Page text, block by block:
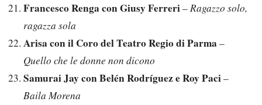
Francesco Renga con Giusy Ferreri–Ragazzo solo,
ragazza sola
Arisa con il Coro del Teatro Regio di Parma –
Quello che le donne non dicono
Samurai Jay con Belén Rodríguez e Roy Paci–
Baila Morena